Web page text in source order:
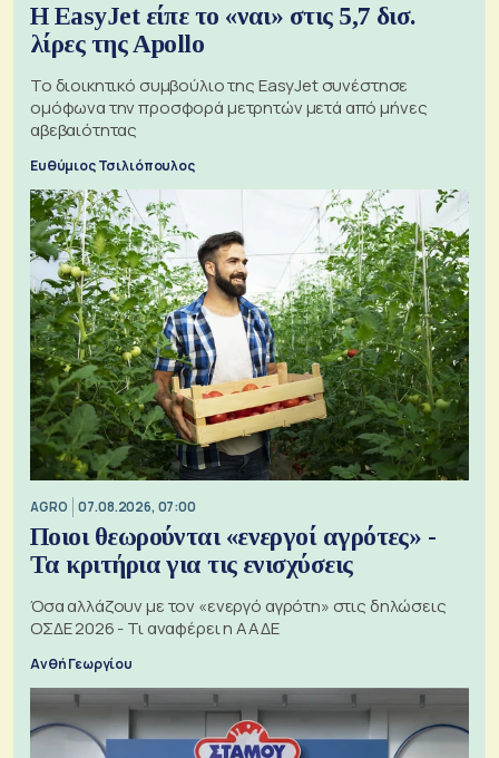
Η EasyJet είπε το «ναι» στις 5,7 δισ.
λίρες της Apollo
Το διοικητικό συμβούλιο της EasyJet συνέστησε
ομόφωνα την προσφορά μετρητών μετά από μήνες
αβεβαιότητας
Ευθύμιος Τσιλιόπουλος
AGRO 07.08.2026, 07:00
Ποιοι θεωρούνται «ενεργοί αγρότες» -
Τα κριτήρια για τις ενισχύσεις
Όσα αλλάζουν με τον «ενεργό αγρότη» στις δηλώσεις
ΟΣΔΕ 2026 - Τι αναφέρει η ΑΑΔΕ
Ανθή Γεωργίου